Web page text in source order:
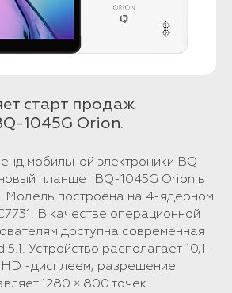
старт продаж
1045G Orion.
мобильной электроники BQ
планшет BQ-1045G Orion в
Модель построена на 4-ядерном
В качестве операционной
доступна современная
Устройство располагает 10,1-
-дисплеем, разрешение
1280 × 800 точек.